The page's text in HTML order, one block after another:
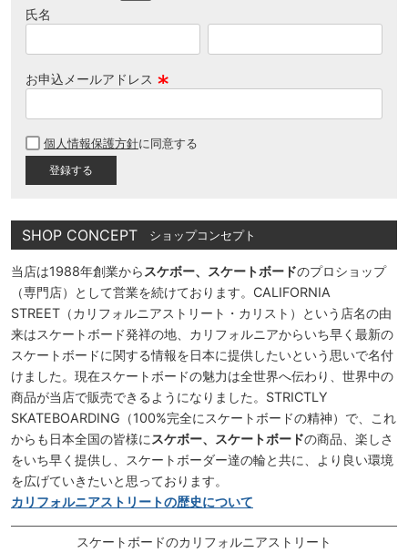
氏名
お申込メールアドレス
須
個人情報保護方針に同意する
SHOP CONCEPT ショップコンセプト
当店は1988年創業からスケボー、スケートボードのプロショップ
（専門店）として営業を続けております。CALIFORNIA
STREET（カリフォルニアストリート・カリスト）という店名の由
来はスケートボード発祥の地、カリフォルニアからいち早く最新の
スケートボードに関する情報を日本に提供したいという思いで名付
けました。現在スケートボードの魅力は全世界へ伝わり、世界中の
商品が当店で販売できるようになりました。STRICTLY
SKATEBOARDING（100%完全にスケートボードの精神）で、これ
からも日本全国の皆様にスケボー、スケートボードの商品、楽しさ
をいち早く提供し、スケートボーダー達の輪と共に、より良い環境
を広げていきたいと思っております。
カリフォルニアストリートの歴史について
スケートボードのカリフォルニアストリート